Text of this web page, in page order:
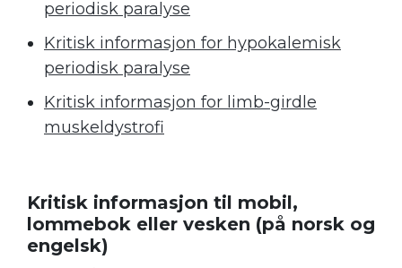
periodisk paralyse
Kritisk informasjon for hypokalemisk
periodisk paralyse
Kritisk informasjon for limb-girdle
muskeldystrofi
Kritisk informasjon til mobil,
lommebok eller vesken (på norsk og
engelsk)